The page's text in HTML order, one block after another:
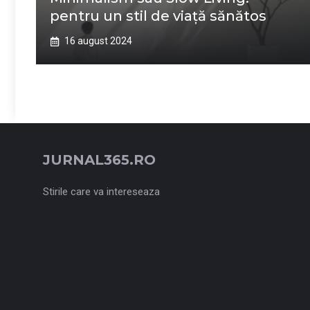
pentru un stil de viață sănătos
16 august 2024
JURNAL365.RO
Stirile care va intereseaza